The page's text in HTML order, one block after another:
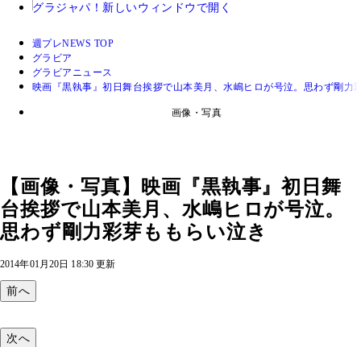
グラジャパ！ 新しいウィンドウで開く
週プレNEWS TOP
グラビア
グラビアニュース
映画『黒執事』初日舞台挨拶で山本美月、水嶋ヒロが号泣。思わず剛力
画像・写真
【画像・写真】映画『黒執事』初日舞
台挨拶で山本美月、水嶋ヒロが号泣。
思わず剛力彩芽ももらい泣き
2014年01月20日 18:30 更新
前へ
次へ